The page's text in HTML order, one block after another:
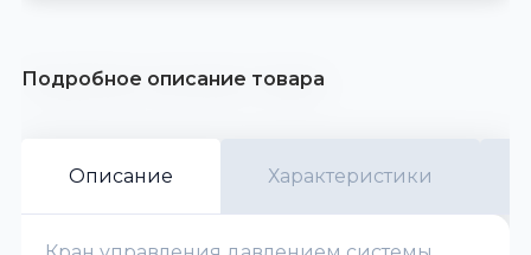
Подробное описание товара
Описание Характеристики